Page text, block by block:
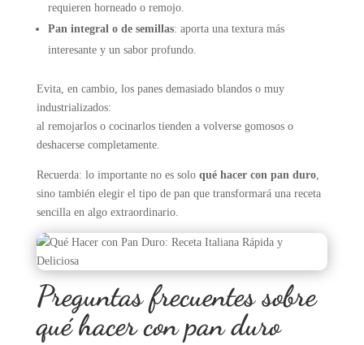
requieren horneado o remojo.
Pan integral o de semillas: aporta una textura más
interesante y un sabor profundo.
Evita, en cambio, los panes demasiado blandos o muy
industrializados:
al remojarlos o cocinarlos tienden a volverse gomosos o
deshacerse completamente.
Recuerda: lo importante no es solo qué hacer con pan duro,
sino también elegir el tipo de pan que transformará una receta
sencilla en algo extraordinario.
Preguntas frecuentes sobre
qué hacer con pan duro